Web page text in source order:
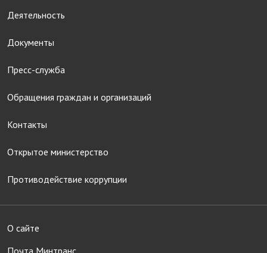
Деятельность
Документы
Пресс-служба
Обращения граждан и организаций
Контакты
Открытое министерство
Противодействие коррупции
О сайте